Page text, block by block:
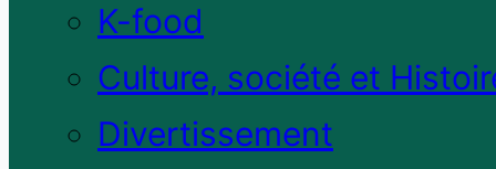
K-food
Culture, société et
Divertissement